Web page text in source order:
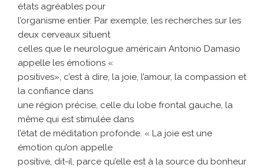
états agréables pour
l’organisme entier. Par exemple, les recherches sur les
deux cerveaux situent
celles que le neurologue américain Antonio Damasio
appelle les émotions «
positives», c’est à dire, la joie, l’amour, la compassion et
la confiance dans
une région précise, celle du lobe frontal gauche, la
même qui est stimulée dans
l’état de méditation profonde. « La joie est une
émotion qu’on appelle
positive, dit-il, parce qu’elle est à la source du bonheur